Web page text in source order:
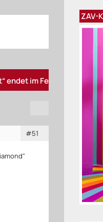
Februar | „&
#51
ZAV-